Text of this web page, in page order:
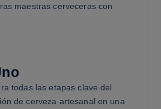
maestras cerveceras con
todas las etapas clave del
de cerveza artesanal en una